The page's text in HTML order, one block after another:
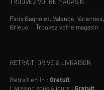
TROUVEZ VOTRE MAGASIN
Paris Bagnolet,Valence,Varennes,
Brieuc...Trouvez votre magasin
RETRAIT, DRIVE & LIVRAISON
Retrait en 1h :Gratuit
Livraison sous 4 jours :Gratuit